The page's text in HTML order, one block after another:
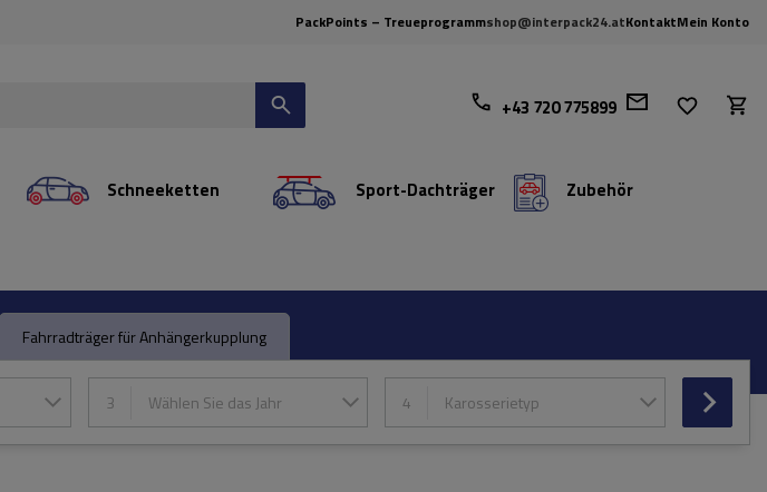
PackPoints – Treueprogrammshop@interpack24.atKontaktMein Konto
+43 720 775899
Schneeketten Sport-Dachträger Zubehör
Fahrradträger für Anhängerkupplung
3 Wählen Sie das Jahr 4 Karosserietyp